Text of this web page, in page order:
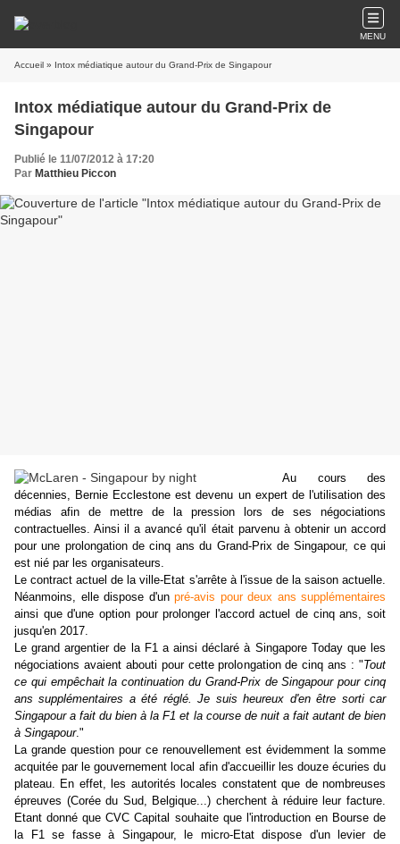
MENU
Accueil » Intox médiatique autour du Grand-Prix de Singapour
Intox médiatique autour du Grand-Prix de
Singapour
Publié le 11/07/2012 à 17:20
Par Matthieu Piccon
Au cours des
décennies, Bernie Ecclestone est devenu un expert de l'utilisation des
médias afin de mettre de la pression lors de ses négociations
contractuelles. Ainsi il a avancé qu'il était parvenu à obtenir un accord
pour une prolongation de cinq ans du Grand-Prix de Singapour, ce qui
est nié par les organisateurs.
Le contract actuel de la ville-Etat s'arrête à l'issue de la saison actuelle.
Néanmoins, elle dispose d'un pré-avis pour deux ans supplémentaires
ainsi que d'une option pour prolonger l'accord actuel de cinq ans, soit
jusqu'en 2017.
Le grand argentier de la F1 a ainsi déclaré à Singapore Today que les
négociations avaient abouti pour cette prolongation de cinq ans : "Tout
ce qui empêchait la continuation du Grand-Prix de Singapour pour cinq
ans supplémentaires a été réglé. Je suis heureux d'en être sorti car
Singapour a fait du bien à la F1 et la course de nuit a fait autant de bien
à Singapour."
La grande question pour ce renouvellement est évidemment la somme
acquitée par le gouvernement local afin d'accueillir les douze écuries du
plateau. En effet, les autorités locales constatent que de nombreuses
épreuves (Corée du Sud, Belgique...) cherchent à réduire leur facture.
Etant donné que CVC Capital souhaite que l'introduction en Bourse de
la F1 se fasse à Singapour, le micro-Etat dispose d'un levier de